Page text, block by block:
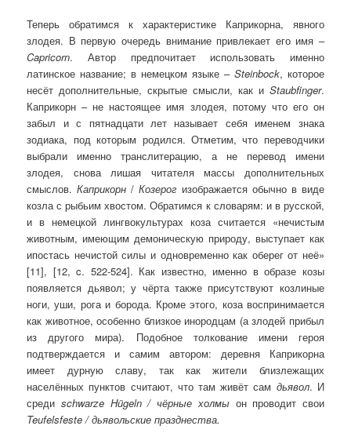
Теперь обратимся к характеристике Каприкорна, явного
злодея. В первую очередь внимание привлекает его имя –
Capricorn. Автор предпочитает использовать именно
латинское название; в немецком языке – Steinbock, которое
несёт дополнительные, скрытые смысли, как и Staubfinger.
Каприкорн – не настоящее имя злодея, потому что его он
забыл и с пятнадцати лет называет себя именем знака
зодиака, под которым родился. Отметим, что переводчики
выбрали именно транслитерацию, а не перевод имени
злодея, снова лишая читателя массы дополнительных
смыслов. Каприкорн /Козерог изображается обычно в виде
козла с рыбьим хвостом. Обратимся к словарям: и в русской,
и в немецкой лингвокультурах коза считается «нечистым
животным, имеющим демоническую природу, выступает как
ипостась нечистой силы и одновременно как оберег от неё»
[11], [12, c. 522-524]. Как известно, именно в образе козы
появляется дьявол; у чёрта также присутствуют козлиные
ноги, уши, рога и борода. Кроме этого, коза воспринимается
как животное, особенно близкое инородцам (а злодей прибыл
из другого мира). Подобное толкование имени героя
подтверждается и самим автором: деревня Каприкорна
имеет дурную славу, так как жители близлежащих
населённых пунктов считают, что там живёт сам дьявол. И
среди schwarze Hügeln/ чёрные холмыон проводит свои
Teufelsfeste/ дья­вольские празднества.